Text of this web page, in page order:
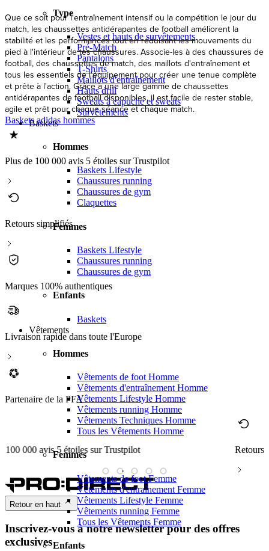
Type
Vestes et hauts de survêtements
Pré-Match
Pantalons
T-Shirts
Maillots d'entraînement
Hauts drill
Sweats à capuche et sweats
Survêtements
Baskets
Hommes
Baskets Lifestyle
Chaussures running
Chaussures de gym
Claquettes
Femmes
Baskets Lifestyle
Chaussures running
Chaussures de gym
Enfants
Baskets
Vêtements
Hommes
Vêtements de foot Homme
Vêtements d'entraînement Homme
Vêtements Lifestyle Homme
Vêtements running Homme
Vêtements Techniques Homme
Tous les Vêtements Homme
Femmes
Vêtements de foot Femme
Vêtements d'entraînement Femme
Vêtements Lifestyle Femme
Vêtements running Femme
Tous les Vêtements Femme
Enfants
Que ce soit pour l'entraînement intensif ou la compétition le jour du
match, les chaussettes antidérapantes de football améliorent la
stabilité et les performances tout en réduisant les mouvements du
pied à l'intérieur de tes chaussures. Associe-les à des chaussures de
football, des chaussettes de match, des maillots d'entraînement et
tous les essentiels de l'équipement pour créer une tenue complète
et prête à l'action. Grâce à une large gamme de chaussettes
antidérapantes de football disponibles, il est facile de rester stable,
agile et prêt pour chaque séance et chaque match.
Baskets adidas hommes
Plus de 100 000 avis 5 étoiles sur Trustpilot
Retours simplifiés
Marques 100% authentiques
Livraison rapide dans toute l'Europe
Partenaire de la PFA
Retours simplifiés
Retour en haut
Inscrivez-vous à notre newsletter pour des offres
exclusives